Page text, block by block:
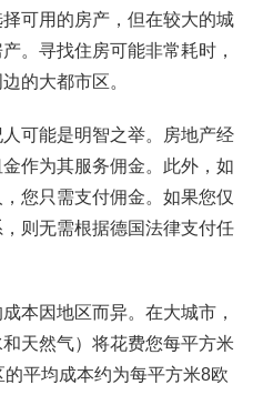
可用的房产，但在较大的城
。寻找住房可能非常耗时，
的大都市区。
可能是明智之举。房地产经
作为其服务佣金。此外，如
您只需支付佣金。如果您仅
则无需根据德国法律支付任
本因地区而异。在大城市，
天然气）将花费您每平方米
平均成本约为每平方米8欧